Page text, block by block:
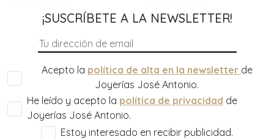
¡SUSCRÍBETE A LA NEWSLETTER!
Acepto la política de alta en la newsletter de
Joyerías José Antonio.
He leído y acepto la política de privacidad de
Joyerías José Antonio.
Estoy interesado en recibir publicidad.